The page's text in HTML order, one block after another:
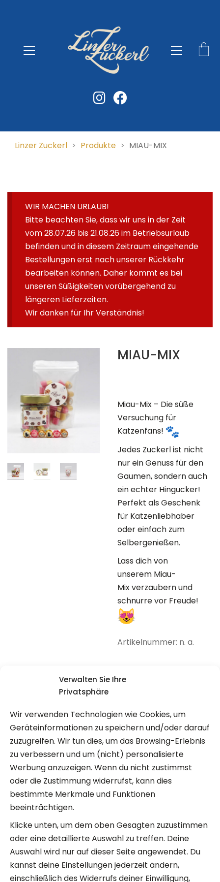
Verwalten Sie Ihre
Privatsphäre
Wir verwenden Technologien wie Cookies, um
Geräteinformationen zu speichern und/oder darauf
zuzugreifen. Wir tun dies, um das Browsing-Erlebnis
zu verbessern und um (nicht) personalisierte
Werbung anzuzeigen. Wenn du nicht zustimmst
oder die Zustimmung widerrufst, kann dies
bestimmte Merkmale und Funktionen
beeinträchtigen.
Klicke unten, um dem oben Gesagten zuzustimmen
oder eine detaillierte Auswahl zu treffen. Deine
Auswahl wird nur auf dieser Seite angewendet. Du
kannst deine Einstellungen jederzeit ändern,
einschließlich des Widerrufs deiner Einwilligung,
Linzer Zuckerl > Produkte > MIAU-MIX
WIR MACHEN URLAUB!
Bitte beachten Sie, dass wir uns in der Zeit
vom 28.07.26 bis 21.08.26 im Betriebsurlaub
befinden und in diesem Zeitraum eingehende
Bestellungen erst nach unserer Rückkehr
bearbeiten können. Daher kommt es bei
unseren Süßigkeiten vorübergehend zu
längeren Lieferzeiten.
Wir danken für Ihr Verständnis!
MIAU-MIX
Miau-Mix – Die süße
Versuchung für
Katzenfans!
Jedes Zuckerl ist nicht
nur ein Genuss für den
Gaumen, sondern auch
ein echter Hingucker!
Perfekt als Geschenk
für Katzenliebhaber
oder einfach zum
Selbergenießen.
Lass dich von
unserem Miau-
Mix verzaubern und
schnurre vor Freude!
Artikelnummer: n. a.
5,90
Verpackung
Wähle eine
Option
Glas 100gr